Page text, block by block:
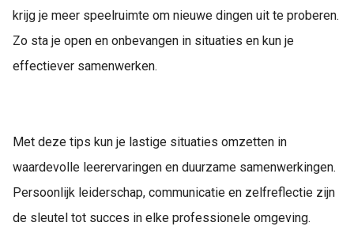
krijg je meer speelruimte om nieuwe dingen uit te proberen.
Zo sta je open en onbevangen in situaties en kun je
effectiever samenwerken.
Met deze tips kun je lastige situaties omzetten in
waardevolle leerervaringen en duurzame samenwerkingen.
Persoonlijk leiderschap, communicatie en zelfreflectie zijn
de sleutel tot succes in elke professionele omgeving.